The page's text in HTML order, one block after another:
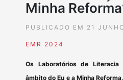
Minha
PUBLICADO EM 21
EMR 2024
Os Laboratórios de Literacia
âmbito do Eu e a Minha